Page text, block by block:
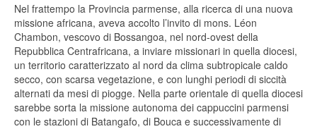
Nel frattempo la Provincia parmense, alla ricerca di una nuova
missione africana, aveva accolto l’invito di mons. Léon
Chambon, vescovo di Bossangoa, nel nord-ovest della
Repubblica Centrafricana, a inviare missionari in quella diocesi,
un territorio caratterizzato al nord da clima subtropicale caldo
secco, con scarsa vegetazione, e con lunghi periodi di siccità
alternati da mesi di piogge. Nella parte orientale di quella diocesi
sarebbe sorta la missione autonoma dei cappuccini parmensi
con le stazioni di Batangafo, di Bouca e successivamente di